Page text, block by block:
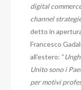
digital
channel
detto in
Francesco
all’estero: “
Unito sono i
per motivi